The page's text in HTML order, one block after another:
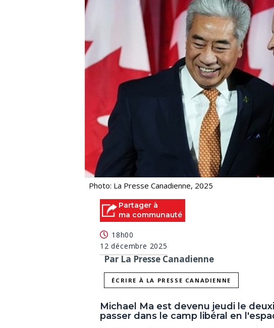
Photo: La Presse Canadienne, 2025
Partager à
ma communauté
18h00
12 décembre 2025
Par La Presse Canadienne
ÉCRIRE À LA PRESSE CANADIENNE
Michael Ma est devenu jeudi le
passer dans le camp libéral en